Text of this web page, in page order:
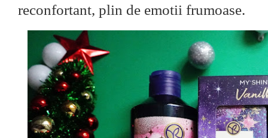
reconfortant, plin de emotii frumoase.